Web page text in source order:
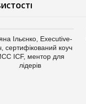
Ільєнко, Executive-
сертифікований коуч
ICF, ментор для
лідерів